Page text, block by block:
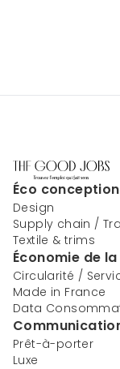
Éco conception
Design
Supply chain /
Textile & trims
Économie de
Circularité /
Made in France
Data
Prêt-à-porter
Luxe